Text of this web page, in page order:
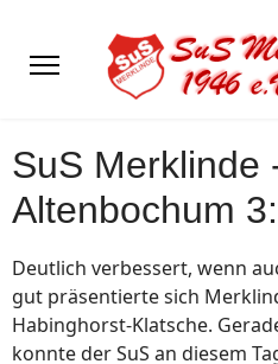
SuS Merklinde
Altenbochum
Deutlich verbessert, wenn
gut präsentierte sich
Habinghorst-Klatsche.
konnte der SuS an diesem